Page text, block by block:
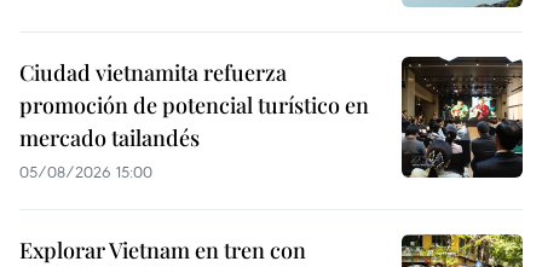
Ciudad vietnamita refuerza
promoción de potencial turístico en
mercado tailandés
05/08/2026 15:00
Explorar Vietnam en tren con